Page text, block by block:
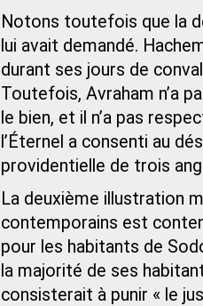
Notons toutefois que la
lui avait demandé.
durant ses jours de
Toutefois, Avraham n’a
le bien, et il n’a pas
l’Éternel a consenti au
providentielle de trois
La deuxième illustration
contemporains est
pour les habitants de
la majorité de ses
consisterait à punir « le